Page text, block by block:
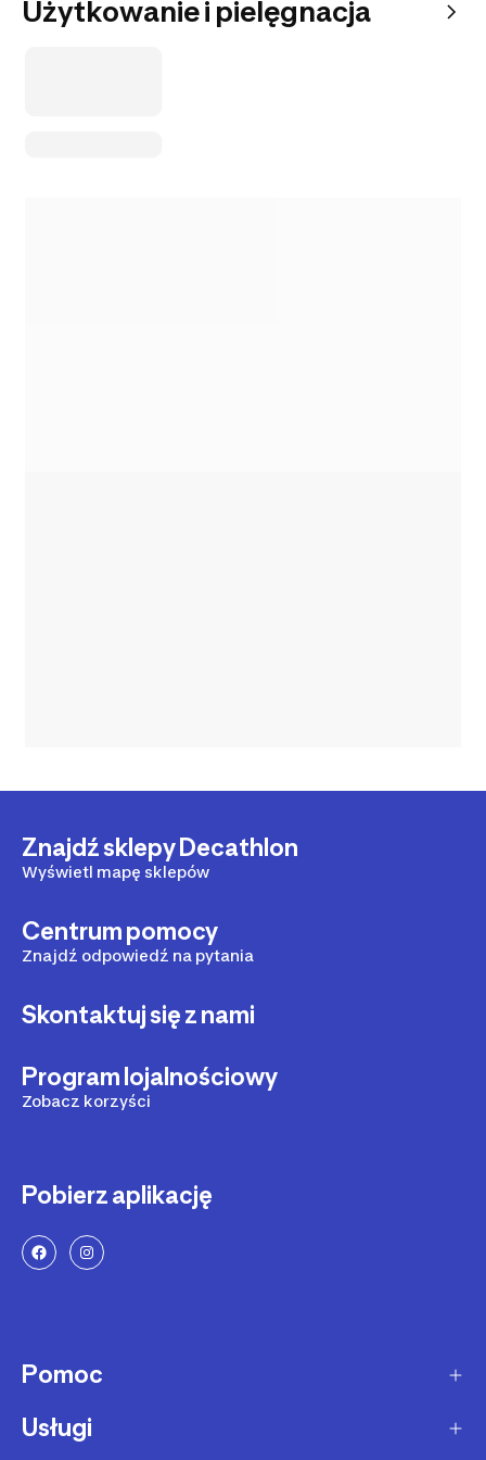
Użytkowanie i pielęgnacja
Znajdź sklepy Decathlon
Wyświetl mapę sklepów
Centrum pomocy
Znajdź odpowiedź na pytania
Skontaktuj się z nami
Program lojalnościowy
Zobacz korzyści
Pobierz aplikację
Pomoc
Sposoby dostawy
Usługi